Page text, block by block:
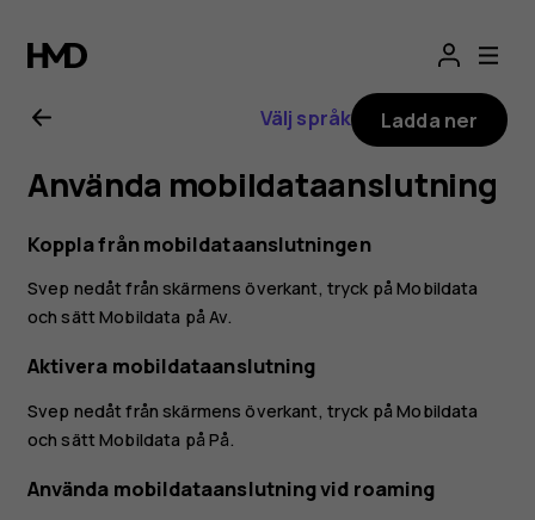
för
Nokia
8.1
Välj språk Ladda ner
Använda mobildataanslutning
Koppla från mobildataanslutningen
Svep nedåt från skärmens överkant, tryck påMobildata
och sättMobildata på Av.
Aktivera mobildataanslutning
Svep nedåt från skärmens överkant, tryck påMobildata
och sättMobildata på På.
Använda mobildataanslutning vid roaming